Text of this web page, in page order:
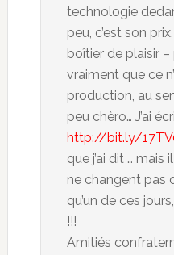
technologie
peu, c’est son
boîtier de plaisir
vraiment que ce
production, au
peu chèro… J’ai
http://bit.ly/
que j’ai dit … mais
ne changent pas
qu’un de ces
!!!
Amitiés